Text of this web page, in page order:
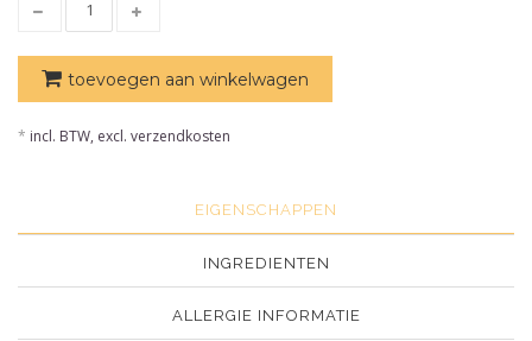
toevoegen aan winkelwagen
* incl. BTW, excl. verzendkosten
EIGENSCHAPPEN
INGREDIENTEN
ALLERGIE INFORMATIE